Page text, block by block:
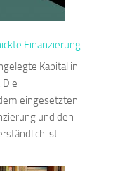
Finanzierung
Kapital in
eingesetzten
und den
ist...